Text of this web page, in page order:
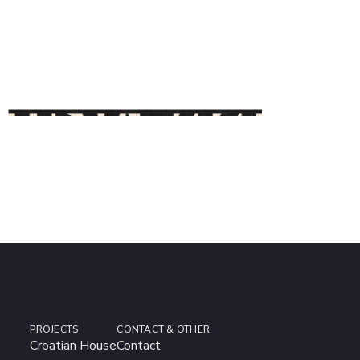
PROJECTS
Croatian House
CONTACT & OTHER
Contact